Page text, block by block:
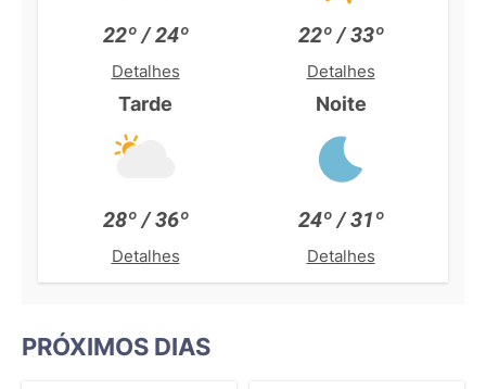
22º / 24º
Detalhes
22º / 33º
Detalhes
Tarde
28º / 36º
Detalhes
Noite
24º / 31º
Detalhes
PRÓXIMOS DIAS